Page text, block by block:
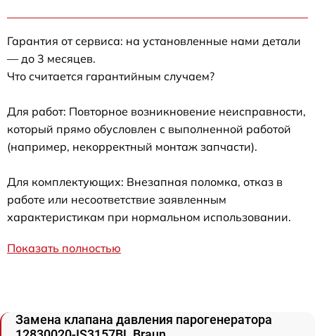
Гарантия от сервиса: на установленные нами детали
— до 3 месяцев.
Что считается гарантийным случаем?
Для работ: Повторное возникновение неисправности,
который прямо обусловлен с выполненной работой
(например, некорректный монтаж запчасти).
Для комплектующих: Внезапная поломка, отказ в
работе или несоответствие заявленным
характеристикам при нормальном использовании.
Показать полностью
Замена клапана давления парогенератора